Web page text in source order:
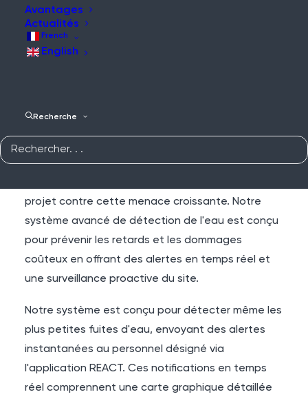
Avantages
Actualités
French
English
Recherche
Stopper l'eau dans son
élan
incendies. Les sinistres de type Construction All
Risk (CAR) étant de plus en plus souvent liés à des
projet contre cette menace croissante. Notre
système avancé de détection de l'eau est conçu
pour prévenir les retards et les dommages
coûteux en offrant des alertes en temps réel et
une surveillance proactive du site.
Notre système est conçu pour détecter même les
plus petites fuites d'eau, envoyant des alertes
instantanées au personnel désigné via
l'application REACT. Ces notifications en temps
réel comprennent une carte graphique détaillée